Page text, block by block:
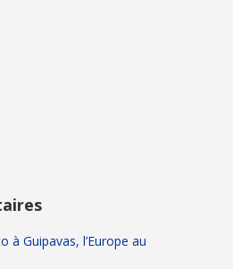
à Guipavas, l’Europe au